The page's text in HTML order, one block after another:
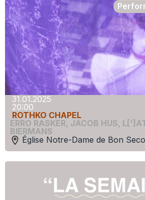
31.01.2025
20:00
ROTHKO CHAPEL
ERRO RASKER, JACOB HUS,
BIERMANS
Église Notre-Dame de Bon